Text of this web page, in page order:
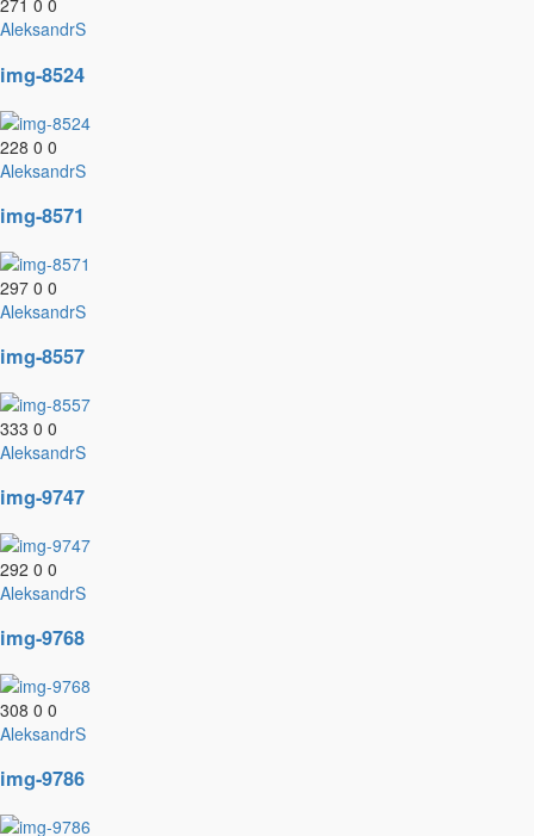
271 0 0
AleksandrS
img-8524
228 0 0
AleksandrS
img-8571
297 0 0
AleksandrS
img-8557
333 0 0
AleksandrS
img-9747
292 0 0
AleksandrS
img-9768
308 0 0
AleksandrS
img-9786